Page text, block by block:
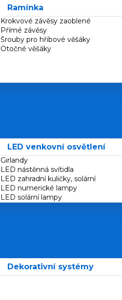
Ramínka
Krokvové závěsy zaoblené
Přímé závěsy
Šrouby pro hřibové věšáky
Otočné věšáky
LED venkovní osvětlení
Girlandy
LED nástěnná svítidla
LED zahradní kuličky, solární
LED numerické lampy
LED solární lampy
Dekorativní systémy